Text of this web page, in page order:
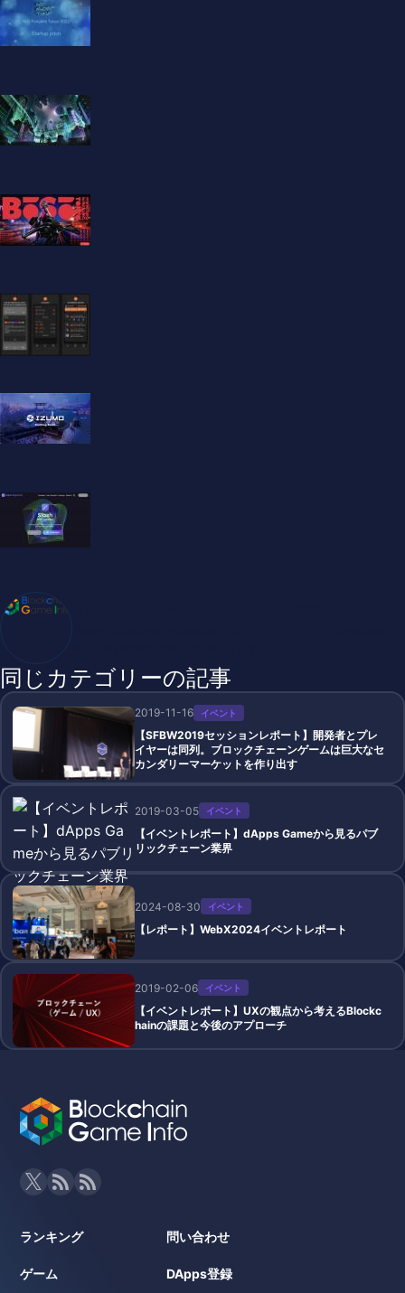
同じカテゴリーの記事
2019-11-16 イベント
【SFBW2019セッションレポート】開発者とプレ
イヤーは同列。ブロックチェーンゲームは巨大なセ
カンダリーマーケットを作り出す
2019-03-05 イベント
【イベントレポート】dApps Gameから見るパブ
リックチェーン業界
2024-08-30 イベント
【レポート】WebX2024イベントレポート
2019-02-06 イベント
【イベントレポート】UXの観点から考えるBlockc
hainの課題と今後のアプローチ
ランキング
ゲーム
問い合わせ
DApps登録